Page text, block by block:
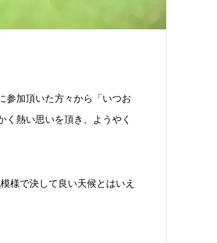
参加頂いた方々から「いつお
熱い思いを頂き、ようやく
模様で決して良い天候とはいえ